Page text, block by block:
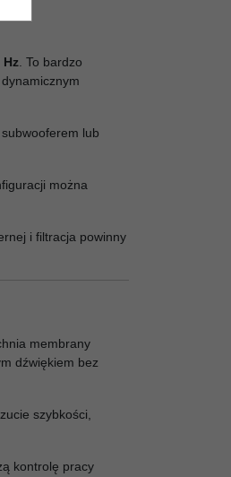
Hz . To bardzo
lub
można
i filtracja powinny
membrany
dźwiękiem bez
szybkości,
kontrolę pracy